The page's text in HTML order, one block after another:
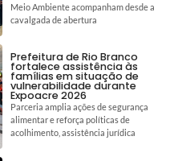
Meio Ambiente acompanham desde a
cavalgada de abertura
Prefeitura de Rio Branco
fortalece assistência às
famílias em situação de
vulnerabilidade durante
Expoacre 2026
Parceria amplia ações de segurança
alimentar e reforça políticas de
acolhimento, assistência jurídica